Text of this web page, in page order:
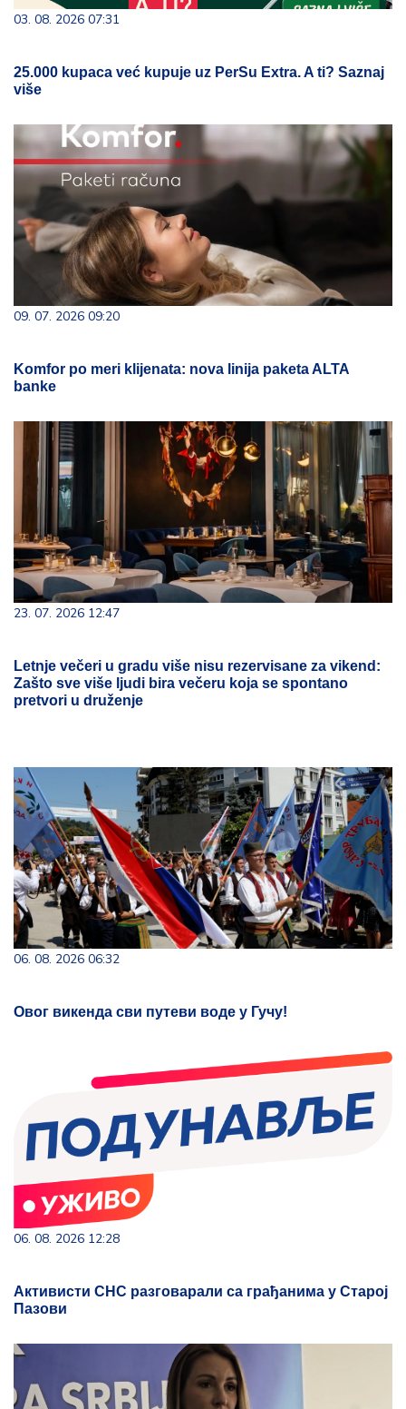
03. 08. 2026 07:31
25.000 kupaca već kupuje uz PerSu Extra. A ti? Saznaj
više
09. 07. 2026 09:20
Komfor po meri klijenata: nova linija paketa ALTA
banke
23. 07. 2026 12:47
Letnje večeri u gradu više nisu rezervisane za vikend:
Zašto sve više ljudi bira večeru koja se spontano
pretvori u druženje
06. 08. 2026 06:32
Овог викенда сви путеви воде у Гучу!
06. 08. 2026 12:28
Активисти СНС разговарали са грађанима у Старој
Пазови